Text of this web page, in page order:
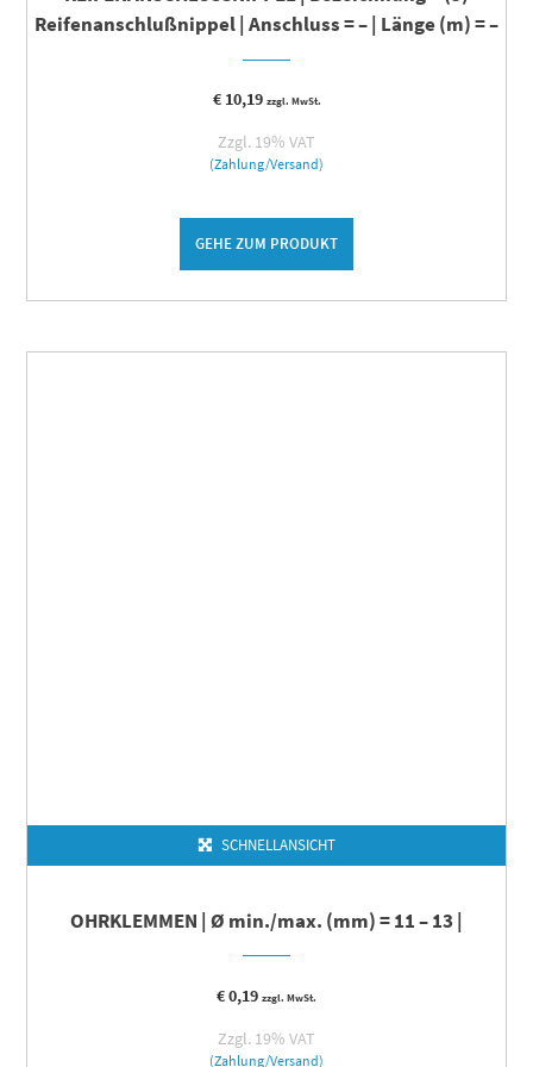
Reifenanschlußnippel | Anschluss = – | Länge (m) = –
€10,19 zzgl. MwSt.
Zzgl. 19% VAT
(Zahlung/Versand)
GEHE ZUM PRODUKT
SCHNELLANSICHT
OHRKLEMMEN | Ø min./max. (mm) = 11 – 13 |
€0,19 zzgl. MwSt.
Zzgl. 19% VAT
(Zahlung/Versand)